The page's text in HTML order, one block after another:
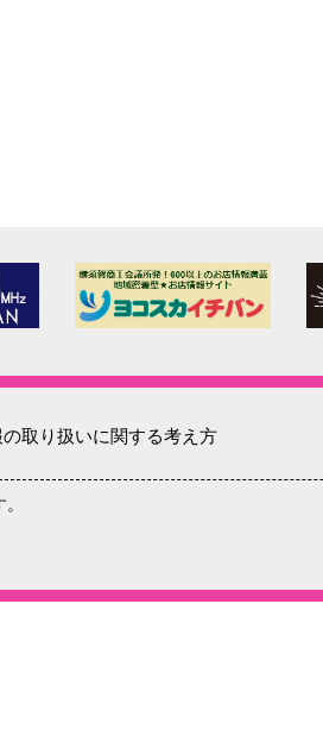
の取り扱いに関する考え方